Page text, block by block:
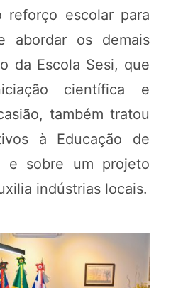
reforço escolar para
abordar os demais
da Escola Sesi, que
científica e
também tratou
à Educação de
e sobre um projeto
indústrias locais.